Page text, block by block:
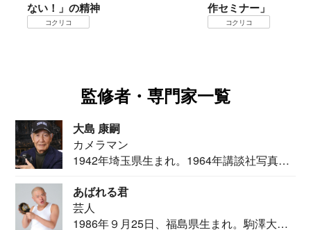
ない！」の精神
コクリコ
作セミナー」
コクリコ
監修者・専門家一覧
大島 康嗣
カメラマン
1942年埼玉県生まれ。1964年講談社写真部
あばれる君
芸人
1986年９月25日、福島県生まれ。駒澤大学